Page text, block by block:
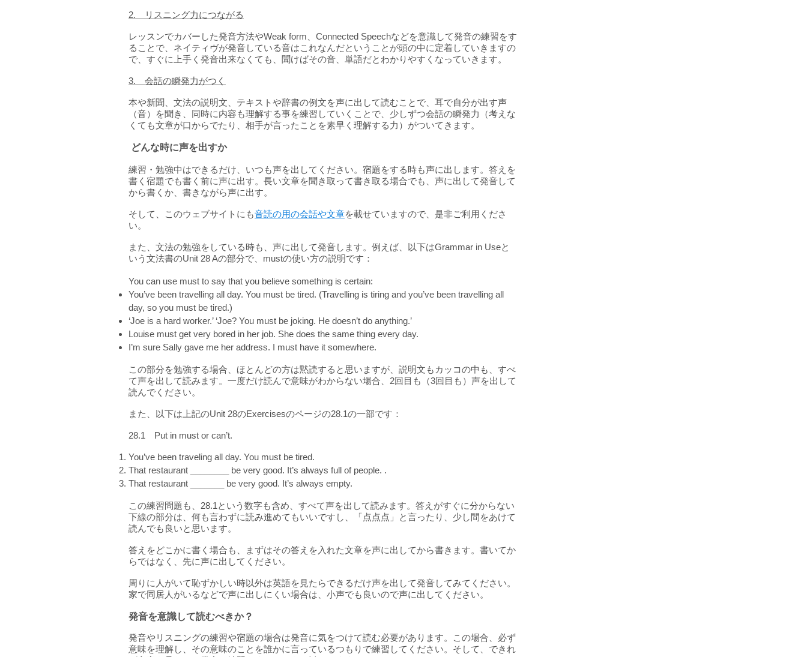
2. リスニング力につながる
レッスンでカバーした発音方法やWeak form、Connected Speechなどを意識して発音の練習をす
ることで、ネイティヴが発音している音はこれなんだということが頭の中に定着していきますの
で、すぐに上手く発音出来なくても、聞けばその音、単語だとわかりやすくなっていきます。
3. 会話の瞬発力がつく
本や新聞、文法の説明文、テキストや辞書の例文を声に出して読むことで、耳で自分が出す声
（音）を聞き、同時に内容も理解する事を練習していくことで、少しずつ会話の瞬発力（考えな
くても文章が口からでたり、相手が言ったことを素早く理解する力）がついてきます。
どんな時に声を出すか
練習・勉強中はできるだけ、いつも声を出してください。宿題をする時も声に出します。答えを
書く宿題でも書く前に声に出す。長い文章を聞き取って書き取る場合でも、声に出して発音して
から書くか、書きながら声に出す。
​そして、このウェブサイトにも音読の用の会話や文章を載せていますので、是非ご利用くださ
い。
また、文法の勉強をしている時も、声に出して発音します。例えば、以下はGrammar in Useと
いう文法書のUnit 28 Aの部分で、mustの使い方の説明です：
You can use must to say that you believe something is certain:
You’ve been travelling all day. You must be tired. (Travelling is tiring and you’ve been travelling all
day, so you must be tired.)
‘Joe is a hard worker.’ ‘Joe? You must be joking. He doesn’t do anything.’
Louise must get very bored in her job. She does the same thing every day.
I’m sure Sally gave me her address. I must have it somewhere.
この部分を勉強する場合、ほとんどの方は黙読すると思いますが、説明文もカッコの中も、すべ
て声を出して読みます。一度だけ読んで意味がわからない場合、2回目も（3回目も）声を出して
読んでください。
また、以下は上記のUnit 28のExercisesのページの28.1の一部です：
28.1 Put in must or can’t.
You’ve been traveling all day. You must be tired.
That restaurant ________ be very good. It’s always full of people. .
That restaurant _______ be very good. It’s always empty.
この練習問題も、28.1という数字も含め、すべて声を出して読みます。答えがすぐに分からない
下線の部分は、何も言わずに読み進めてもいいですし、「点点点」と言ったり、少し間をあけて
読んでも良いと思います。
答えをどこかに書く場合も、まずはその答えを入れた文章を声に出してから書きます。書いてか
らではなく、先に声に出してください。
周りに人がいて恥ずかしい時以外は英語を見たらできるだけ声を出して発音してみてください。
家で同居人がいるなどで声に出しにくい場合は、小声でも良いので声に出してください。
発音を意識して読むべきか？
発音やリスニングの練習や宿題の場合は発音に気をつけて読む必要があります。この場合、必ず
意味を理解し、その意味のことを誰かに言っているつもりで練習してください。そして、できれ